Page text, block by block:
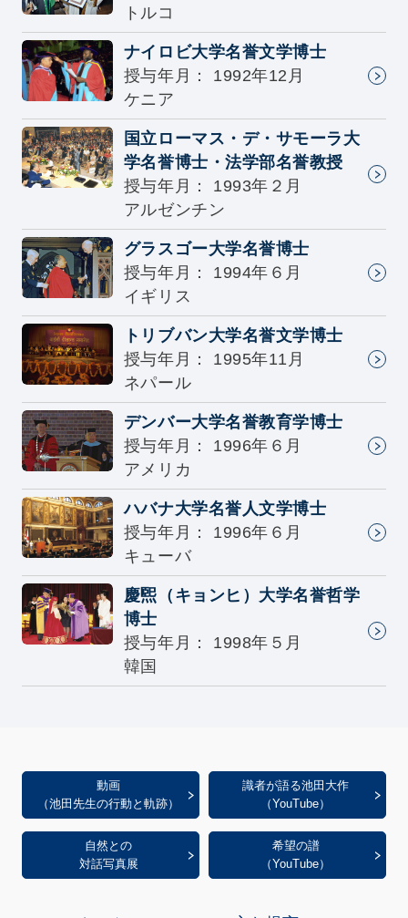
トルコ
ナイロビ大学名誉文学博士
授与年月： 1992年12月
ケニア
国立ローマス・デ・サモーラ大
学名誉博士・法学部名誉教授
授与年月： 1993年２月
アルゼンチン
グラスゴー大学名誉博士
授与年月： 1994年６月
イギリス
トリブバン大学名誉文学博士
授与年月： 1995年11月
ネパール
デンバー大学名誉教育学博士
授与年月： 1996年６月
アメリカ
ハバナ大学名誉人文学博士
授与年月： 1996年６月
キューバ
慶煕（キョンヒ）大学名誉哲学
博士
授与年月： 1998年５月
韓国
動画
（池田先生の行動と軌跡）
識者が語る池田大作
（YouTube）
自然との
対話写真展
希望の譜
（YouTube）